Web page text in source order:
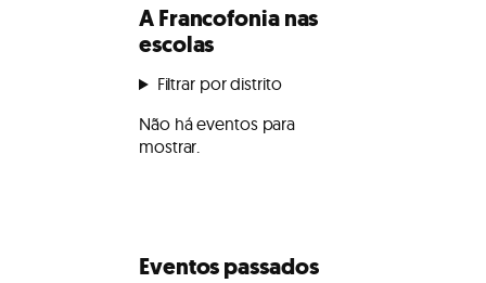
A Francofonia nas
escolas
Filtrar por distrito
Não há eventos para
mostrar.
Eventos passados